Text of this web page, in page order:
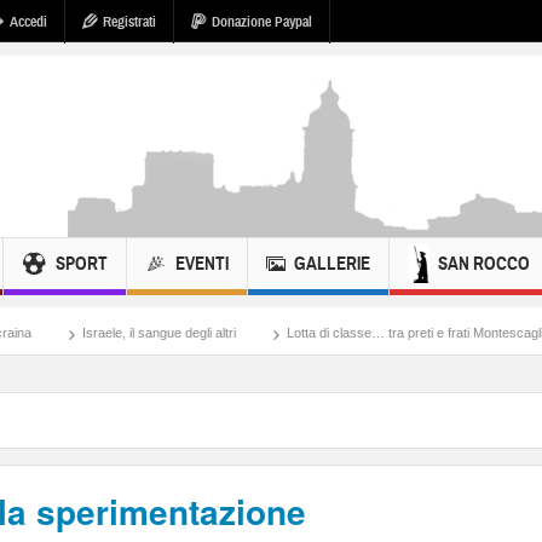
Accedi Registrati Donazione Paypal
SPORT EVENTI GALLERIE SAN ROCCO
il sangue degli altri Lotta di classe… tra preti e frati Montescaglioso
sperimentazione